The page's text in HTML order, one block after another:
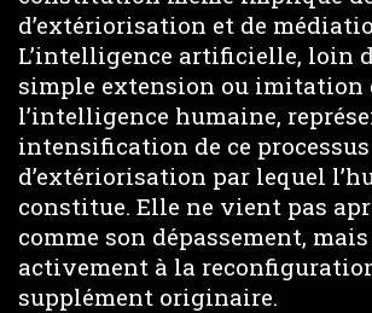
d’extériorisation et de
L’intelligence artificielle, loin
simple extension ou imitation
l’intelligence humaine,
intensification de ce processus
d’extériorisation par lequel
constitue. Elle ne vient pas
comme son dépassement,
activement à la
supplément originaire.